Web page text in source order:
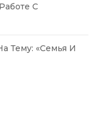
С
Тему: «Семья И